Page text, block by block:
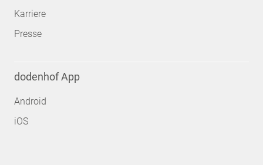
Karriere
Presse
dodenhof App
Android
iOS